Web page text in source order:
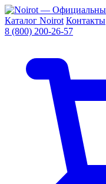
Каталог Noirot Контакты
8 (800) 200-26-57